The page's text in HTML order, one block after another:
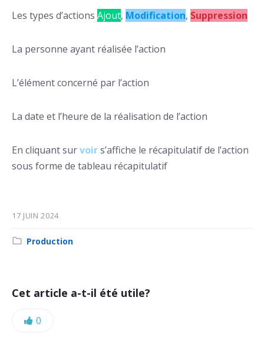
Les types d’actions Ajout, Modification, Suppression
La personne ayant réalisée l’action
L’élément concerné par l’action
La date et l’heure de la réalisation de l’action
En cliquant survoirs’affiche le récapitulatif de l’action
sous forme de tableau récapitulatif
17 JUIN 2024
Category:
Production
Cet article a-t-il été utile?
Likes:
0